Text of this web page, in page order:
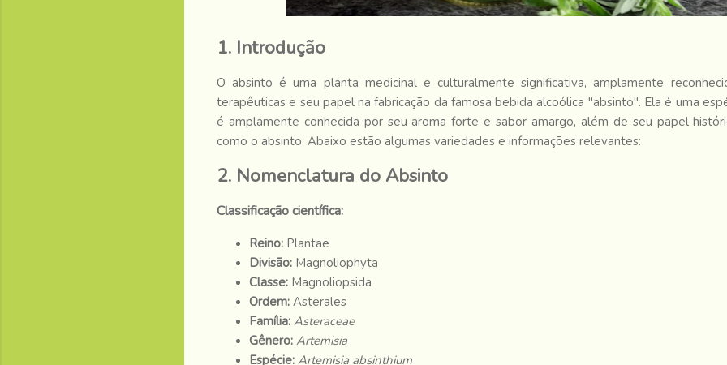
1. Introdução
O absinto é uma planta medicinal e culturalmente significativa, amplamente
terapêuticas e seu papel na fabricação da famosa bebida alcoólica "absinto". Ela é uma
é amplamente conhecida por seu aroma forte e sabor amargo, além de seu papel
como o absinto. Abaixo estão algumas variedades e informações relevantes:
2. Nomenclatura do Absinto
Classificação científica:
Reino: Plantae
Divisão: Magnoliophyta
Classe: Magnoliopsida
Ordem: Asterales
Família: Asteraceae
Gênero: Artemisia
Espécie: Artemisia absinthium